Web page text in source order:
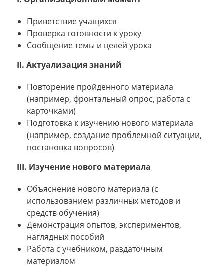
Приветствие учащихся
Проверка готовности к уроку
Сообщение темы и целей урока
II. Актуализация знаний
Повторение пройденного материала
(например, фронтальный опрос, работа с
карточками)
Подготовка к изучению нового материала
(например, создание проблемной ситуации,
постановка вопросов)
III. Изучение нового материала
Объяснение нового материала (с
использованием различных методов и
средств обучения)
Демонстрация опытов, экспериментов,
наглядных пособий
Работа с учебником, раздаточным
материалом